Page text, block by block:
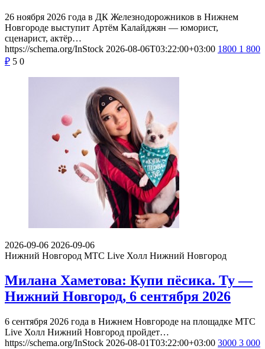
26 ноября 2026 года в ДК Железнодорожников в Нижнем
Новгороде выступит Артём Калайджян — юморист,
сценарист, актёр…
https://schema.org/InStock 2026-08-06T03:22:00+03:00 1800 1 800
₽ 5 0
2026-09-06 2026-09-06
Нижний Новгород МТС Live Холл Нижний Новгород
Милана Хаметова: Купи пёсика. Ту —
Нижний Новгород, 6 сентября 2026
6 сентября 2026 года в Нижнем Новгороде на площадке МТС
Live Холл Нижний Новгород пройдет…
https://schema.org/InStock 2026-08-01T03:22:00+03:00 3000 3 000